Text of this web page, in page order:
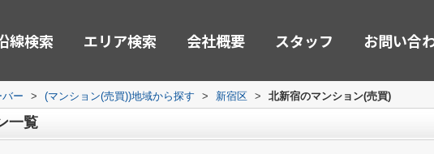
線検索 エリア検索 会社概要 スタッフ お問い合
ー > (マンション(売買))地域から探す > 新宿区 > 北新宿のマンション(売買)
一覧